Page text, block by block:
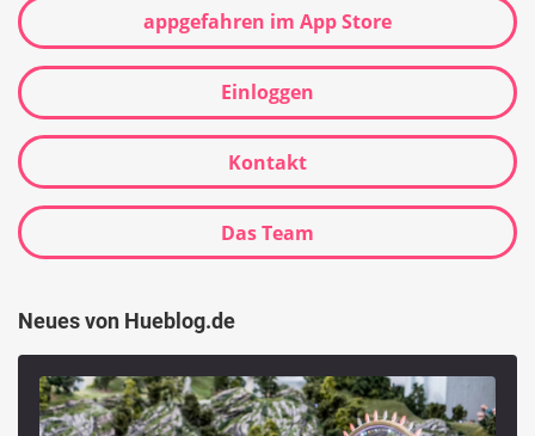
appgefahren im App Store
Einloggen
Kontakt
Das Team
Neues von Hueblog.de